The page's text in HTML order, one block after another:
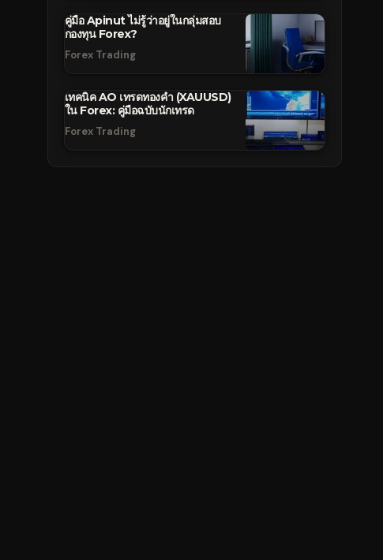
คู่มือ Apinut ไม่รู้ว่าอยู่ในกลุ่มสอบ
กองทุน Forex?
Forex Trading
เทคนิค AO เทรดทองคำ (XAUUSD)
ใน Forex: คู่มือฉบับนักเทรด
Forex Trading